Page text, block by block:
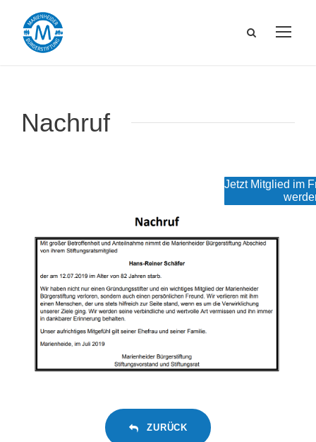
Nachruf
ZURÜCK
Jetzt Mitglied im